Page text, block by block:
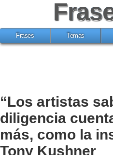
Frases Temas
“Los artistas
diligencia
más, como la
Tony Kushner